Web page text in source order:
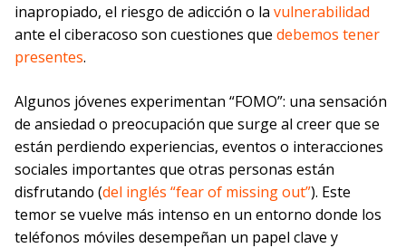
inapropiado, el riesgo de adicción o la vulnerabilidad
ante el ciberacoso son cuestiones que debemos tener
presentes.
Algunos jóvenes experimentan “FOMO”: una sensación
de ansiedad o preocupación que surge al creer que se
están perdiendo experiencias, eventos o interacciones
sociales importantes que otras personas están
disfrutando (del inglés “fear of missing out”). Este
temor se vuelve más intenso en un entorno donde los
teléfonos móviles desempeñan un papel clave y